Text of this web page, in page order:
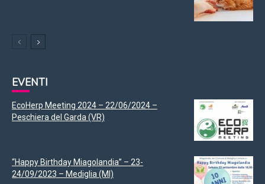
EVENTI
EcoHerp Meeting 2024 – 22/06/2024 –
Peschiera del Garda (VR)
“Happy Birthday Miagolandia” – 23-
24/09/2023 – Mediglia (MI)